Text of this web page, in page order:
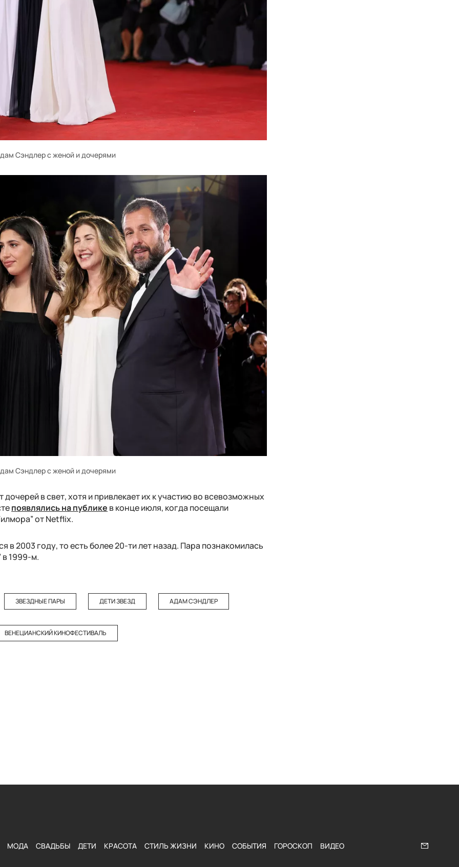
Сэндлер с женой и дочерями
Сэндлер с женой и дочерями
в свет, хотя и привлекает их к участию во всевозможных
появлялись на публике в конце июля, когда посещали
от Netflix.
2003 году, то есть более 20-ти лет назад. Пара познакомилась
в 1999-м.
ЗВЕЗДНЫЕ ПАРЫ ДЕТИ ЗВЕЗД АДАМ СЭНДЛЕР
ВЕНЕЦИАНСКИЙ КИНОФЕСТИВАЛЬ
МОДА СВАДЬБЫ ДЕТИ КРАСОТА СТИЛЬ ЖИЗНИ КИНО СОБЫТИЯ ГОРОСКОП ВИДЕО